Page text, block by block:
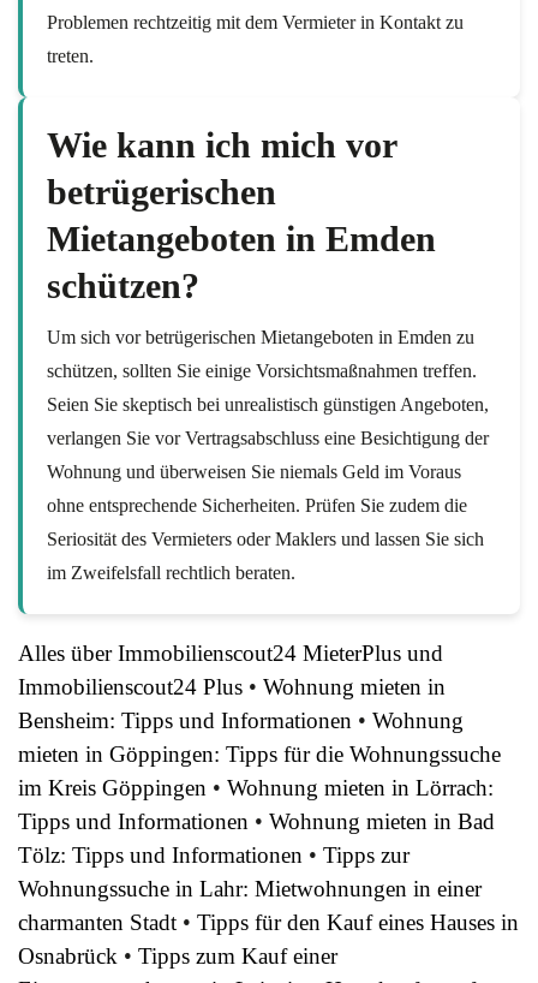
Problemen rechtzeitig mit dem Vermieter in Kontakt zu
treten.
Wie kann ich mich vor
betrügerischen
Mietangeboten in Emden
schützen?
Um sich vor betrügerischen Mietangeboten in Emden zu
schützen, sollten Sie einige Vorsichtsmaßnahmen treffen.
Seien Sie skeptisch bei unrealistisch günstigen Angeboten,
verlangen Sie vor Vertragsabschluss eine Besichtigung der
Wohnung und überweisen Sie niemals Geld im Voraus
ohne entsprechende Sicherheiten. Prüfen Sie zudem die
Seriosität des Vermieters oder Maklers und lassen Sie sich
im Zweifelsfall rechtlich beraten.
Alles über Immobilienscout24 MieterPlus und
Immobilienscout24 Plus • Wohnung mieten in
Bensheim: Tipps und Informationen • Wohnung
mieten in Göppingen: Tipps für die Wohnungssuche
im Kreis Göppingen • Wohnung mieten in Lörrach:
Tipps und Informationen • Wohnung mieten in Bad
Tölz: Tipps und Informationen • Tipps zur
Wohnungssuche in Lahr: Mietwohnungen in einer
charmanten Stadt • Tipps für den Kauf eines Hauses in
Osnabrück • Tipps zum Kauf einer